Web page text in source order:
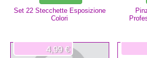
Set 22 Stecchette Esposizione
Colori
4,99 €